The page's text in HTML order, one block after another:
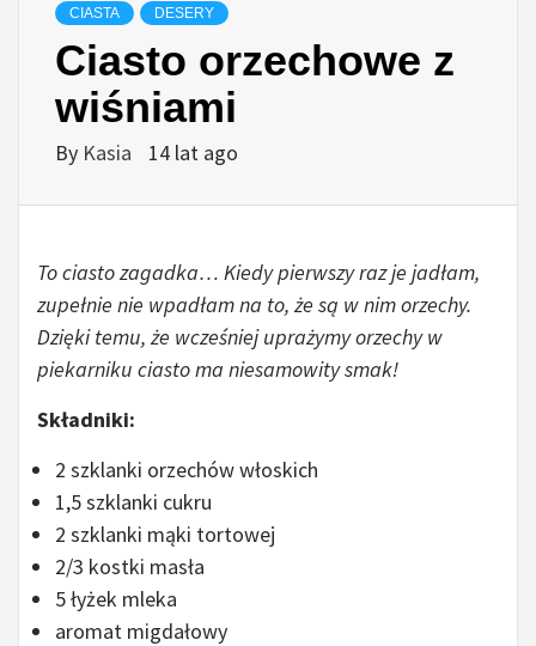
CIASTA DESERY
Ciasto orzechowe z
wiśniami
By Kasia 14 lat ago
To ciasto zagadka… Kiedy pierwszy raz je jadłam,
zupełnie nie wpadłam na to, że są w nim orzechy.
Dzięki temu, że wcześniej uprażymy orzechy w
piekarniku ciasto ma niesamowity smak!
Składniki:
2 szklanki orzechów włoskich
1,5 szklanki cukru
2 szklanki mąki tortowej
2/3 kostki masła
5 łyżek mleka
aromat migdałowy